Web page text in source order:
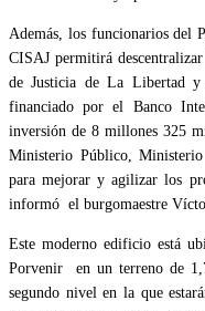
Además, los funcionarios del
CISAJ permitirá
de Justicia de La Libertad
financiado por el Banco
inversión de 8 millones 325
Ministerio Público,
para mejorar y agilizar los
informó el burgomaestre
Este moderno edificio está
Porvenir en un terreno de
segundo nivel en la que